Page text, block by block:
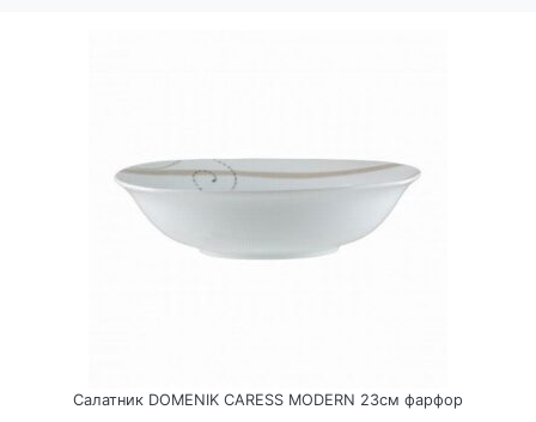
Салатник DOMENIK CARESS MODERN 23см фарфор